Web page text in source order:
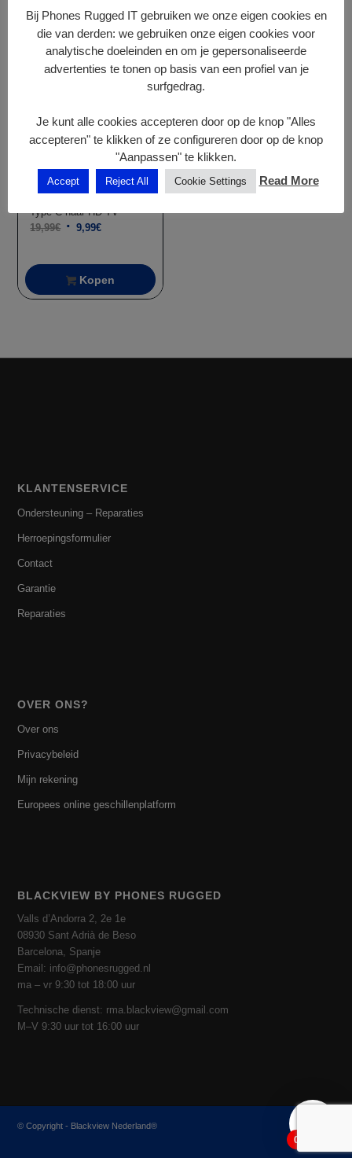
Type C naar HD TV
19,99€ Oorspronkelijke
was:
19,99€.
9,99€Huidige
is:
9,99€.
Aanbieding!
Kopen
Blackview Langere Micro
Usb naar Micro Usb
Adapter
4,98
Kopen
KLANTENSERVICE
Ondersteuning – Reparaties
Herroepingsformulier
Contact
Garantie
Reparaties
OVER ONS?
Over ons
Privacybeleid
Mijn rekening
Europees online geschillenplatform
BLACKVIEW BY PHONES RUGGED
Valls d’Andorra 2, 2e 1e
08930 Sant Adrià de Beso
Barcelona, ​​​​Spanje
Email: info@phonesrugged.nl
ma – vr 9:30 tot 18:00 uur
Technische dienst: rma.blackview@gmail.com
M–V 9:30 uur tot 16:00 uur
© Copyright - Blackview Nederland®
Bij Phones Rugged IT gebruiken we onze eigen cookies en
die van derden: we gebruiken onze eigen cookies voor
analytische doeleinden en om je gepersonaliseerde
advertenties te tonen op basis van een profiel van je
surfgedrag.
Je kunt alle cookies accepteren door op de knop "Alles
accepteren" te klikken of ze configureren door op de knop
"Aanpassen" te klikken.
Accept Reject All Cookie Settings Read More
0